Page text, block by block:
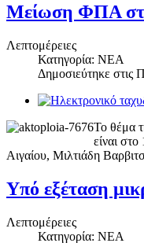
Μείωση ΦΠΑ στη
Λεπτομέρειες
Κατηγορία: ΝΕΑ
Δημοσιεύτηκε στις
Το θέμα
είναι
Αιγαίου, Μιλτιάδη
Υπό εξέταση
Λεπτομέρειες
Κατηγορία: ΝΕΑ